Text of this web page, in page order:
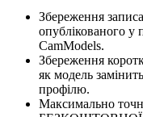
Збереження
опублікованого у
CamModels.
Збереження
як модель
профілю.
Максимально